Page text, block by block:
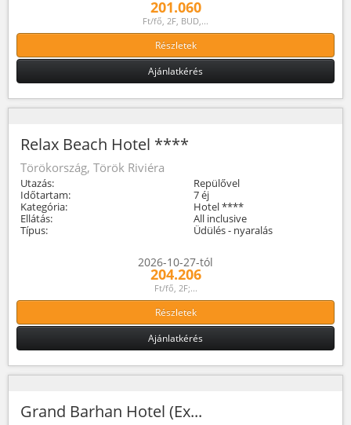
201.060
Ft/fő, 2F, BUD,...
Részletek
Ajánlatkérés
Relax Beach Hotel ****
Törökország, Török Riviéra
Utazás:
Repülővel
Időtartam:
7 éj
Kategória:
Hotel ****
Ellátás:
All inclusive
Típus:
Üdülés - nyaralás
2026-10-27-tól
204.206
Ft/fő, 2F;...
Részletek
Ajánlatkérés
Grand Barhan Hotel (Ex...